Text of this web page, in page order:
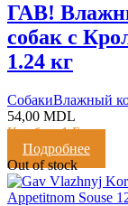
ГАВ!
собак с
1.24 кг
CобакиВлажный
54,00 MDL
Кешбэк:1 Балл
Подробнее
Out of stock